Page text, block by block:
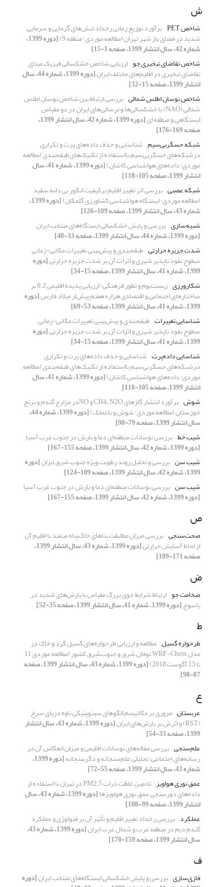
ش
شاخص PET برآورد توزیع زمانی رخداد تنش‌های گرمایی و سرمایی
شدید در فضای باز شهر تهران (مطالعه موردی: منطقه 9) [دوره 1399،
شماره 42، سال انتشار 1399، صفحه 1-15]
شاخص تقاضای تبخیری جو ارزیابی شاخص خشکسالی فیزیک مبنای
تقاضای تبخیری در اقلیم‌های مختلف ایران [دوره 1399، شماره 44، سال
انتشار 1399، صفحه 15-32]
شاخص نوسان اطلس شمالی بررسی ارتباط بین شاخص نوسان اطلس
شمالی (NAO) با خشکسالی‌ها و ترسالی‌های ایران در دو مقیاس
ایستگاهی و منطقه ای [دوره 1399، شماره 42، سال انتشار 1399،
صفحه 169-176]
شبکه حسگربی‌سیم شناسایی و حذف داده‌های پرت و تکراری
درشبکه‌های حسگربی‌سیم با‌استفاده از تکنیک‌های طبقه‌بندی (مطالعه
موردی: داده‌های هواشناسی کاشان) [دوره 1399، شماره 41، سال
انتشار 1399، صفحه 105-118]
شبکه عصبی بررسی اثر تغییر اقلیم برکیفیت انگور بی دانه سفید
(مطالعه موردی: ایستگاه هواشناسی کشاورزی گلمکان) [دوره 1399،
شماره 43، سال انتشار 1399، صفحه 109-126]
شبیه‌سازی بررسی و پایش خشکسالی ایستگاه‌های منتخب ایران
[دوره 1399، شماره 44، سال انتشار 1399، صفحه 33-48]
شدت جزیره حرارتی طبقه‌بندی و پیش‌بینی تغییرات مکانی-زمانی
سطوح نفوذ ناپذیر شهری و اثرات آن بر شدت جزیره حرارتی[دوره
1399، شماره 41، سال انتشار 1399، صفحه 15-34]
شکارورزی
زیست‌بوم و تطور فرهنگی: ارزیابی پدیده اقلیمی 8.2 بر
ساختارهای اجتماعی و اقتصادی هزاره هفتم پیش‌از میلاد فارس[دوره
1399، شماره 41، سال انتشار 1399، صفحه 53-69]
شناسایی تغییرات طبقه‌بندی و پیش‌بینی تغییرات مکانی-زمانی
سطوح نفوذ ناپذیر شهری و اثرات آن بر شدت جزیره حرارتی[دوره
1399، شماره 41، سال انتشار 1399، صفحه 15-34]
شناسایی داده‌پرت شناسایی و حذف داده‌های پرت و تکراری
درشبکه‌های حسگربی‌سیم با‌استفاده از تکنیک‌های طبقه‌بندی (مطالعه
موردی: داده‌های هواشناسی کاشان) [دوره 1399، شماره 41، سال
انتشار 1399، صفحه 105-118]
شوش
برآورد انتشار گازهای CH4، N2O و NOدر مزارع گندم و برنج
خوزستان (مطالعه موردی: شوش و باغملک) [دوره 1399، شماره 44،
سال انتشار 1399، صفحه 79-90]
شیب خط بررسی نوسانات منطقه‌ای دما و بارش در جنوب غرب آسیا
[دوره 1399، شماره 42، سال انتشار 1399، صفحه 155-167]
شیب سن بررسی و تحلیل روند رطوبت ویژه جنوب شرق ایران[دوره
1399، شماره 42، سال انتشار 1399، صفحه 109-124]
شیب سن بررسی نوسانات منطقه‌ای دما و بارش در جنوب غرب آسیا
[دوره 1399، شماره 42، سال انتشار 1399، صفحه 155-167]
ص
صحت‌سنجی بررسی میزان مطابقت بناهای خاک‌پناه میمند با اقلیم آن
از لحاظ آسایش حرارتی [دوره 1399، شماره 43، سال انتشار 1399،
صفحه 171-189]
ض
ضخامت جو ارتباط شرایط جوی بزرگ مقیاس با بارش‌های شدید در
یاسوج[دوره 1399، شماره 41، سال انتشار 1399، صفحه 35-52]
ط
طرحواره گسیل مطالعه و ارزیابی طرحواره‌های گسیل گرد و خاک در
مدل WRF-Chem توفان شرق و جنوب‌شرق کشور (مطالعه موردی 11
تا 13 آگوست 2018) [دوره 1399، شماره 43، سال انتشار 1399، صفحه
87-98]
ع
عربستان مروری بر مکانیسم الگوهای سینوپتیکی ناوه دریای سرخ
(RST) و اثرش بر بارش‌های ایران [دوره 1399، شماره 43، سال انتشار
1399، صفحه 33-54]
علم‌سنجی بررسی مقاله‌های نوسانات اقلیمی و میزان انعکاس آن در
رسانه‌های اجتماعی: تحلیلی علم‌سنجانه و دگرسنجانه [دوره 1399،
شماره 43، سال انتشار 1399، صفحه 55-72]
عمق نوری هواویز
تخمین غلظت ذرات PM2.5 در تهران با استفاده از
داده‌های دورسنجی عمق نوری هواویزها [دوره 1399، شماره 43، سال
انتشار 1399، صفحه 99-108]
عملکرد بررسی رخداد تغییر اقلیم و تأثیر آن بر فنولوژی و عملکرد
گندم دیم در منطقه غرب و شمال غرب ایران [دوره 1399، شماره 43،
سال انتشار 1399، صفحه 159-170]
ف
فازی‌سازی بررسی و پایش خشکسالی ایستگاه‌های منتخب ایران[دوره